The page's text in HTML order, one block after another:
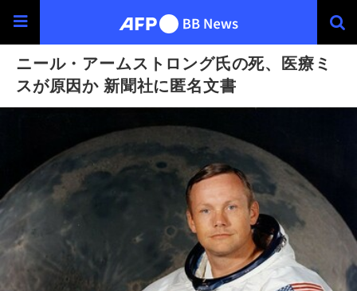
ニール・アームストロング氏の死、医療ミ
スが原因か 新聞社に匿名文書